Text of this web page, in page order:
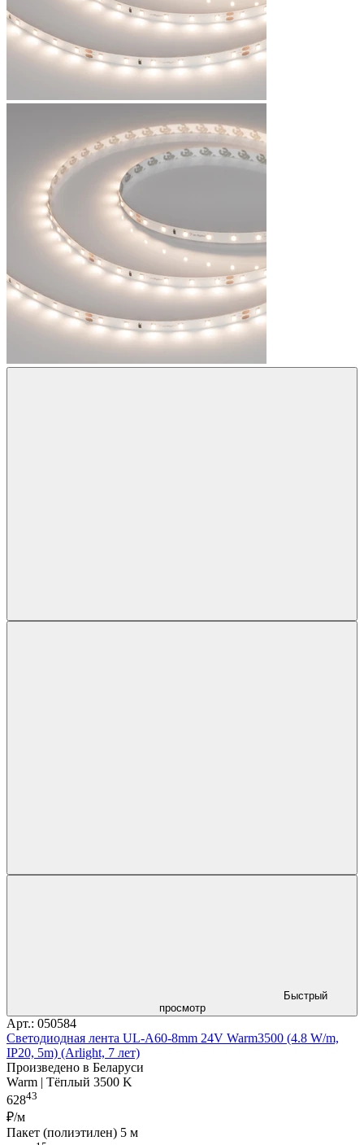
Быстрый
просмотр
Арт.: 050584
Светодиодная лента UL-A60-8mm 24V Warm3500 (4.8 W/m,
IP20, 5m) (Arlight, 7 лет)
Произведено в Беларуси
Warm | Тёплый 3500 K
62843
₽/м
Пакет (полиэтилен) 5 м